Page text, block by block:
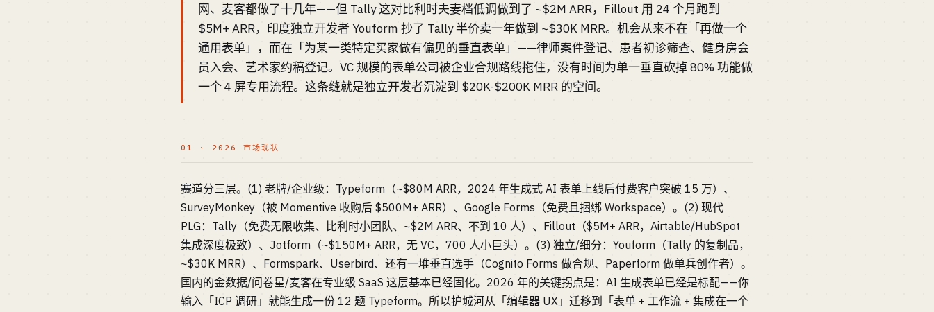
网、麦客都做了十几年——但 Tally 这对比利时夫妻档低调做到了 ~$2M ARR，Fillout 用 24 个月跑到
$5M+ ARR，印度独立开发者 Youform 抄了 Tally 半价卖一年做到 ~$30K MRR。机会从来不在「再做一个
通用表单」，而在「为某一类特定买家做有偏见的垂直表单」——律师案件登记、患者初诊筛查、健身房会
员入会、艺术家约稿登记。VC 规模的表单公司被企业合规路线拖住，没有时间为单一垂直砍掉 80% 功能做
一个 4 屏专用流程。这条缝就是独立开发者沉淀到 $20K-$200K MRR 的空间。
01 · 2026 市场现状
赛道分三层。(1) 老牌/企业级：Typeform（~$80M ARR，2024 年生成式 AI 表单上线后付费客户突破 15 万）、
SurveyMonkey（被 Momentive 收购后 $500M+ ARR）、Google Forms（免费且捆绑 Workspace）。(2) 现代
PLG：Tally（免费无限收集、比利时小团队、~$2M ARR、不到 10 人）、Fillout（$5M+ ARR，Airtable/HubSpot
集成深度极致）、Jotform（~$150M+ ARR，无 VC，700 人小巨头）。(3) 独立/细分：Youform（Tally 的复制品，
~$30K MRR）、Formspark、Userbird、还有一堆垂直选手（Cognito Forms 做合规、Paperform 做单兵创作者）。
国内的金数据/问卷星/麦客在专业级 SaaS 这层基本已经固化。2026 年的关键拐点是：AI 生成表单已经是标配——你
输入「ICP 调研」就能生成一份 12 题 Typeform。所以护城河从「编辑器 UX」迁移到「表单 + 工作流 + 集成在一个